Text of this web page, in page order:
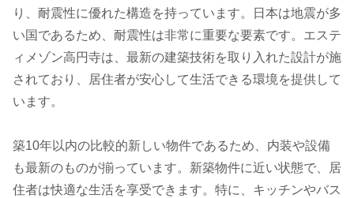
り、耐震性に優れた構造を持っています。日本は地震が多
い国であるため、耐震性は非常に重要な要素です。エステ
ィメゾン高円寺は、最新の建築技術を取り入れた設計が施
されており、居住者が安心して生活できる環境を提供して
います。
築10年以内の比較的新しい物件であるため、内装や設備
も最新のものが揃っています。新築物件に近い状態で、居
住者は快適な生活を享受できます。特に、キッチンやバス